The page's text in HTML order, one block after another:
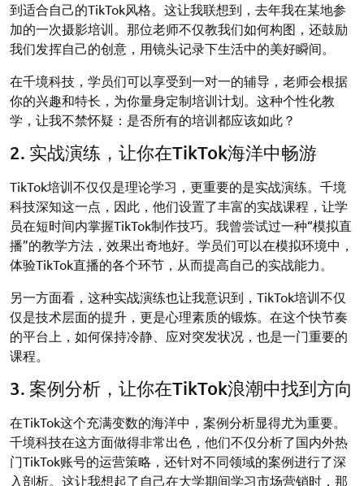
到适合自己的TikTok风格。这让我联想到，去年我在某地参
加的一次摄影培训。那位老师不仅教我们如何构图，还鼓励
我们发挥自己的创意，用镜头记录下生活中的美好瞬间。
在千境科技，学员们可以享受到一对一的辅导，老师会根据
你的兴趣和特长，为你量身定制培训计划。这种个性化教
学，让我不禁怀疑：是否所有的培训都应该如此？
2. 实战演练，让你在TikTok海洋中畅游
TikTok培训不仅仅是理论学习，更重要的是实战演练。千境
科技深知这一点，因此，他们设置了丰富的实战课程，让学
员在短时间内掌握TikTok制作技巧。我曾尝试过一种“模拟直
播”的教学方法，效果出奇地好。学员们可以在模拟环境中，
体验TikTok直播的各个环节，从而提高自己的实战能力。
另一方面看，这种实战演练也让我意识到，TikTok培训不仅
仅是技术层面的提升，更是心理素质的锻炼。在这个快节奏
的平台上，如何保持冷静、应对突发状况，也是一门重要的
课程。
3. 案例分析，让你在TikTok浪潮中找到方向
在TikTok这个充满变数的海洋中，案例分析显得尤为重要。
千境科技在这方面做得非常出色，他们不仅分析了国内外热
门TikTok账号的运营策略，还针对不同领域的案例进行了深
入剖析。这让我想起了自己在大学期间学习市场营销时，那